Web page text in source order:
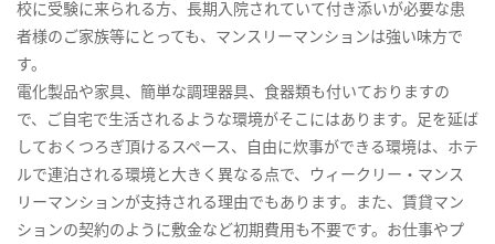
校に受験に来られる方、長期入院されていて付き添いが必要な患
者様のご家族等にとっても、マンスリーマンションは強い味方で
す。
電化製品や家具、簡単な調理器具、食器類も付いておりますの
で、ご自宅で生活されるような環境がそこにはあります。足を延ば
しておくつろぎ頂けるスペース、自由に炊事ができる環境は、ホテ
ルで連泊される環境と大きく異なる点で、ウィークリー・マンス
リーマンションが支持される理由でもあります。また、賃貸マン
ションの契約のように敷金など初期費用も不要です。お仕事やプ